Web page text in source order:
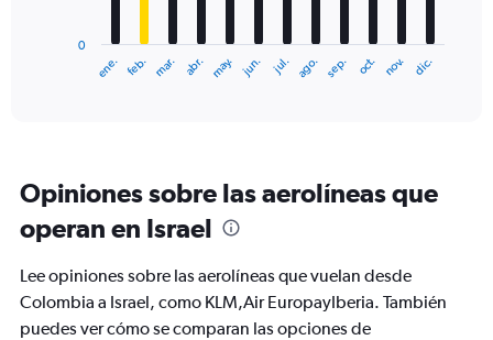
categories.
chart
1
Y
axis
ene. feb. mar. abr. may. jun. jul. ago. sep. oct. nov. dic.
0
Opiniones sobre las aerolíneas que
operan en Israel
Lee opiniones sobre las aerolíneas que vuelan desde
Colombia a Israel, como KLM,Air EuropayIberia. También
puedes ver cómo se comparan las opciones de